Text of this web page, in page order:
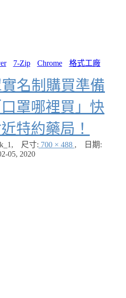
7-Zip Chrome 格式工廠
名制購買準備
罩哪裡買」快
特約藥局！
, 尺寸: 700 × 488 ,
日期:
05, 2020